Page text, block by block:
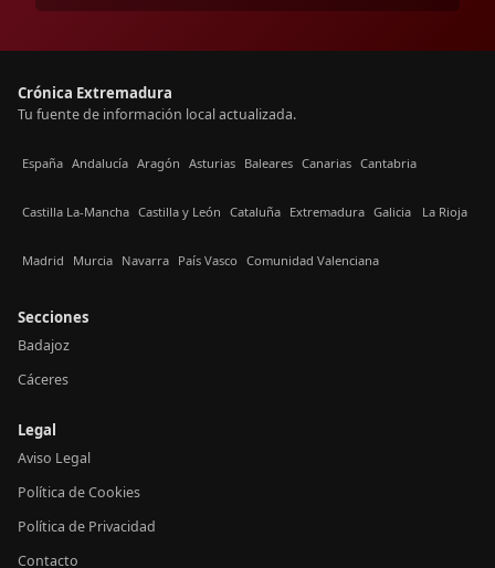
Crónica Extremadura
Tu fuente de información local actualizada.
España Andalucía Aragón Asturias Baleares Canarias Cantabria
Castilla La-Mancha Castilla y León Cataluña Extremadura Galicia La Rioja
Madrid Murcia Navarra País Vasco Comunidad Valenciana
Secciones
Badajoz
Cáceres
Legal
Aviso Legal
Política de Cookies
Política de Privacidad
Contacto